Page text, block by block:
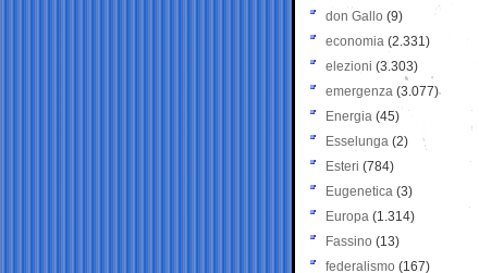
don Gallo (9)
economia (2.331)
elezioni (3.303)
emergenza (3.077)
Energia (45)
Esselunga (2)
Esteri (784)
Eugenetica (3)
Europa (1.314)
Fassino (13)
federalismo (167)